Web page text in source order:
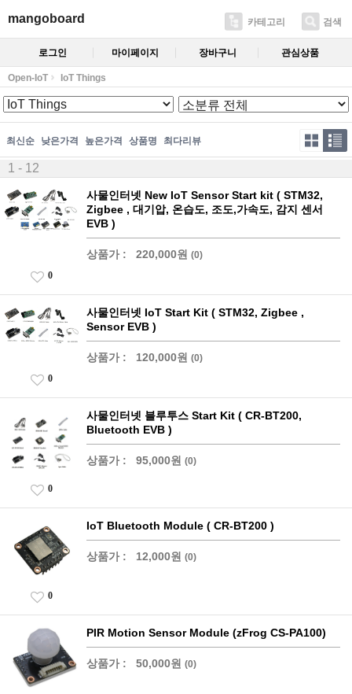
mangoboard 카테고리 검색
로그인 마이페이지 장바구니 관심상품
Open-IoT IoT Things
최신순 낮은가격 높은가격 상품명 최다리뷰
1 - 12
사물인터넷 New IoT Sensor Start kit ( STM32,
Zigbee , 대기압, 온습도, 조도,가속도, 감지 센서
EVB )
상품가 : 220,000원 (0)
0
사물인터넷 IoT Start Kit ( STM32, Zigbee ,
Sensor EVB )
상품가 : 120,000원 (0)
0
사물인터넷 블루투스 Start Kit ( CR-BT200,
Bluetooth EVB )
상품가 : 95,000원 (0)
0
IoT Bluetooth Module ( CR-BT200 )
상품가 : 12,000원 (0)
0
PIR Motion Sensor Module (zFrog CS-PA100)
상품가 : 50,000원 (0)